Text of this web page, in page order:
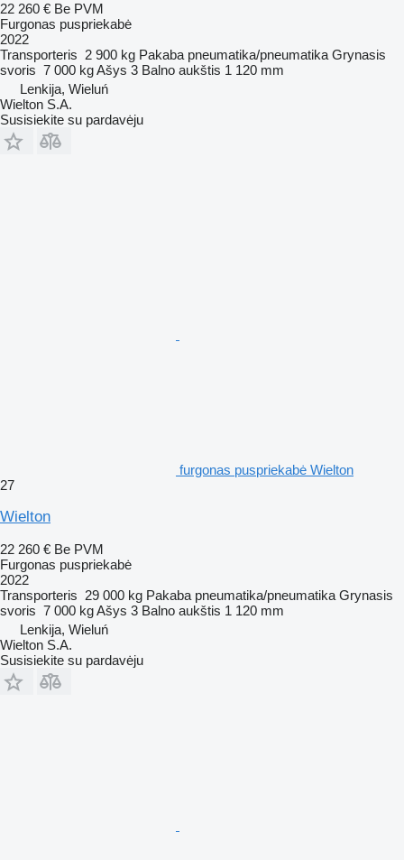
22 260 € Be PVM
Furgonas puspriekabė
2022
Transporteris 2 900 kg Pakaba pneumatika/pneumatika Grynasis
svoris 7 000 kgAšys 3 Balno aukštis 1 120 mm
Lenkija, Wieluń
Wielton S.A.
Susisiekite su pardavėju
furgonas puspriekabė Wielton
27
Wielton
22 260 € Be PVM
Furgonas puspriekabė
2022
Transporteris 29 000 kg Pakaba pneumatika/pneumatika Grynasis
svoris 7 000 kgAšys 3 Balno aukštis 1 120 mm
Lenkija, Wieluń
Wielton S.A.
Susisiekite su pardavėju